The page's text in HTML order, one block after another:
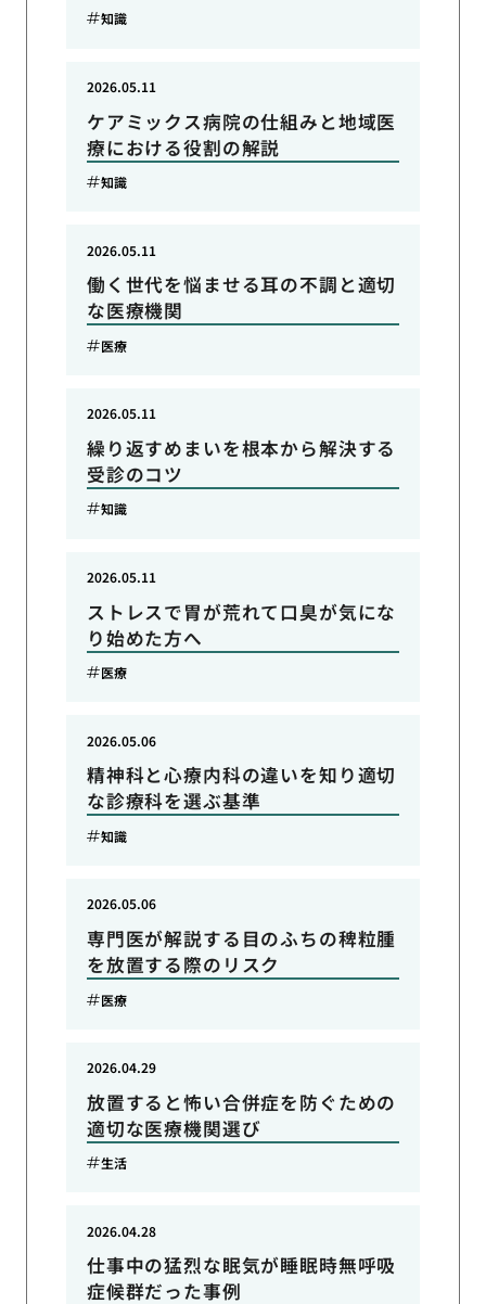
知識
ケアミックス病院の仕組みと地域医
療における役割の解説
2026.05.11
知識
働く世代を悩ませる耳の不調と適切
な医療機関
2026.05.11
医療
繰り返すめまいを根本から解決する
受診のコツ
2026.05.11
知識
ストレスで胃が荒れて口臭が気にな
り始めた方へ
2026.05.11
医療
精神科と心療内科の違いを知り適切
な診療科を選ぶ基準
2026.05.06
知識
専門医が解説する目のふちの稗粒腫
を放置する際のリスク
2026.05.06
医療
放置すると怖い合併症を防ぐための
適切な医療機関選び
2026.04.29
生活
仕事中の猛烈な眠気が睡眠時無呼吸
症候群だった事例
2026.04.28